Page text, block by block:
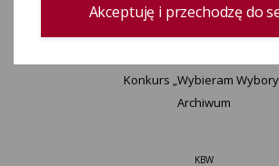
Informacje
Wyjaśnienia, stanowiska,
Konkurs „Wybieram
Archiwum
KBW
Akceptuję i przechodzę do